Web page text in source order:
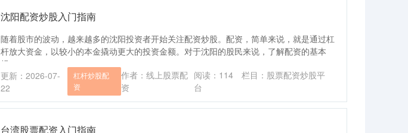
沈阳配资炒股入门指南
随着股市的波动，越来越多的沈阳投资者开始关注配资炒股。配资，简单来说，就是通过杠
杆放大资金，以较小的本金撬动更大的投资金额。对于沈阳的股民来说，了解配资的基本
规....
更新：2026-07-
22
杠杆炒股配
资
作者：线上股票配
资
阅读： 114 栏目： 股票配资炒股平
台
台湾股票配资入门指南